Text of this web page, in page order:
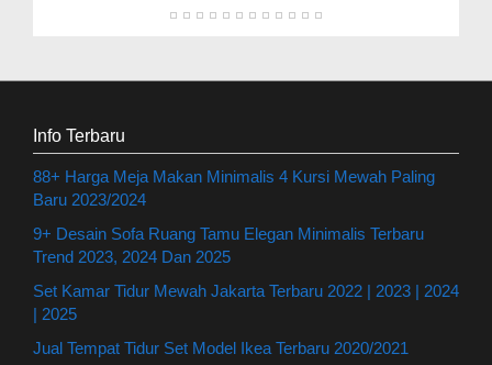
Info Terbaru
88+ Harga Meja Makan Minimalis 4 Kursi Mewah Paling
Baru 2023/2024
9+ Desain Sofa Ruang Tamu Elegan Minimalis Terbaru
Trend 2023, 2024 Dan 2025
Set Kamar Tidur Mewah Jakarta Terbaru 2022 | 2023 | 2024
| 2025
Jual Tempat Tidur Set Model Ikea Terbaru 2020/2021